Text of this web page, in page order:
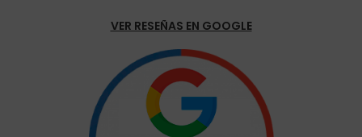
VER RESEÑAS EN GOOGLE